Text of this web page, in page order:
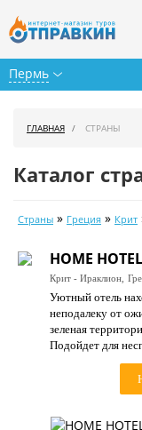
Пермь
Календарь туров
Цены дня
Страны
Как купить
Контакты
ГЛАВНАЯ СТРАНЫ
Каталог
Страны » Греция » Крит
HOME
Крит - Ираклион,
Уютный отель
неподалеку от
зеленая
Подойдет для